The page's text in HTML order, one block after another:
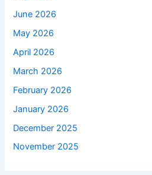
June 2026
May 2026
April 2026
March 2026
February 2026
January 2026
December 2025
November 2025